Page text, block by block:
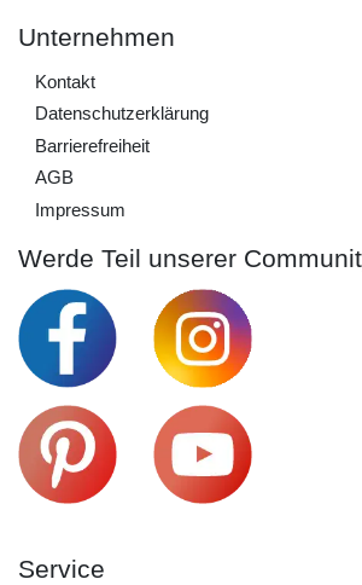
Unternehmen
Kontakt
Daten­schutz­erklärung
Barrierefreiheit
AGB
Impressum
Werde Teil unserer
Service